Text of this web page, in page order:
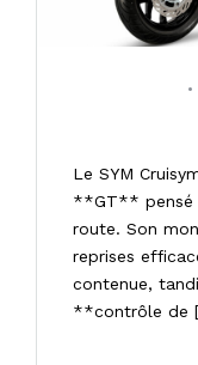
•
Le SYM
**GT** pensé
route. Son
reprises
contenue,
**contrôle de